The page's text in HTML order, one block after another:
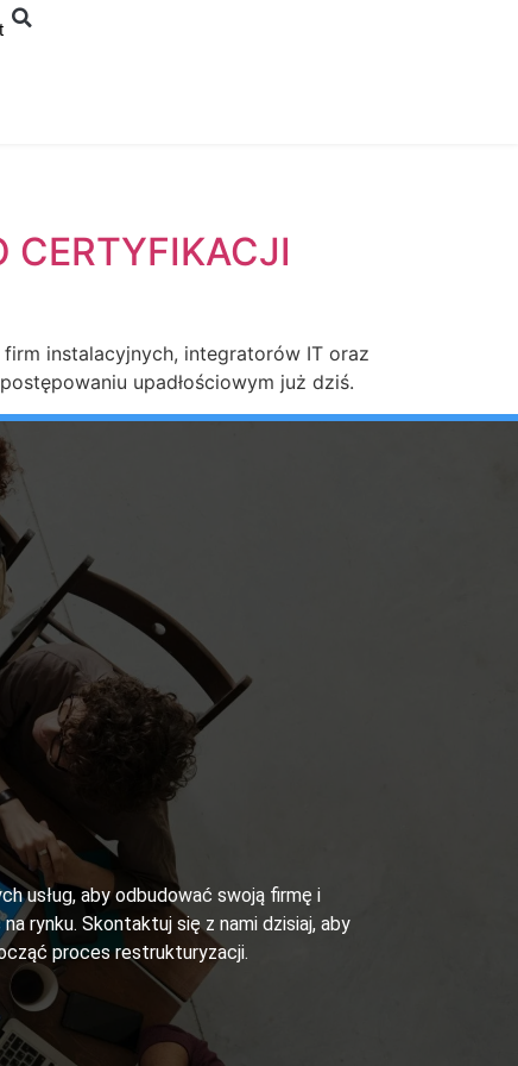
CERTYFIKACJI
instalacyjnych, integratorów IT oraz
upadłościowym już dziś.
usług, aby odbudować swoją firmę i
rynku. Skontaktuj się z nami dzisiaj, aby
proces restrukturyzacji.